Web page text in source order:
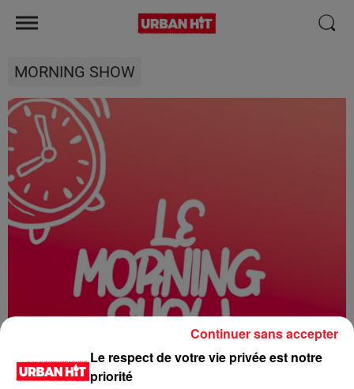
MORNING SHOW
Le respect de votre vie privée est notre
priorité
Continuer sans accepter